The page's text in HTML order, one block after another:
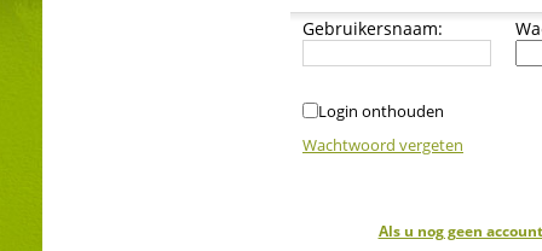
Gebruikersnaam:
Login onthouden
Wachtwoord vergeten
Als u nog geen